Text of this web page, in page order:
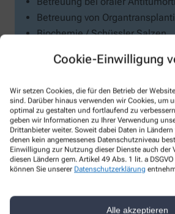
Cookie-Einwilligung
Wir setzen Cookies, die für den Betrieb der
sind. Darüber hinaus verwenden wir Cookies, um
optimal zu gestalten und fortlaufend zu
geben wir Informationen zu Ihrer Verwendung
Drittanbieter weiter. Soweit dabei Daten in
denen kein angemessenes Datenschutzniveau
Einwilligung zur Nutzung dieser Dienste auch der
diesen Ländern gem. Artikel 49 Abs. 1 lit. a
können Sie unserer Datenschutzerklärung
Alle akzeptieren
Betreuung von
Biochemie / Schüssler Salzen
Coronavirus
Depression
Diabetes
Herz-Kreislauf & Gefäße
Homöopathie
Kosmetik
Kosmetik und Hautpflege